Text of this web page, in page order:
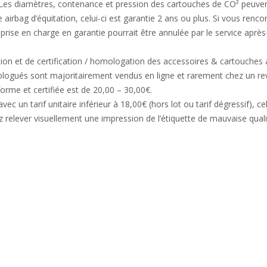
diamètres, contenance et pression des cartouches de CO²
d’équitation, celui-ci est garantie 2 ans ou plus. Si vous
en charge en garantie pourrait être annulée par le service
et de certification / homologation des accessoires & cartouches
sont majoritairement vendus en ligne et rarement chez un
et certifiée est de 20,00 – 30,00€.
un tarif unitaire inférieur à 18,00€ (hors lot ou tarif dégressif),
visuellement une impression de l’étiquette de mauvaise